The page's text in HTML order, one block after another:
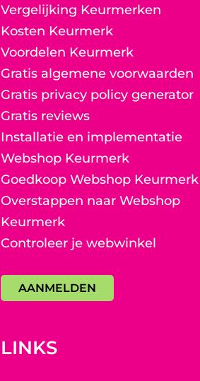
Vergelijking Keurmerken
Kosten Keurmerk
Voordelen Keurmerk
Gratis algemene voorwaarden
Gratis privacy policy generator
Gratis reviews
Installatie en implementatie
Webshop Keurmerk
Goedkoop Webshop Keurmerk
Overstappen naar Webshop
Keurmerk
Controleer je webwinkel
AANMELDEN
LINKS